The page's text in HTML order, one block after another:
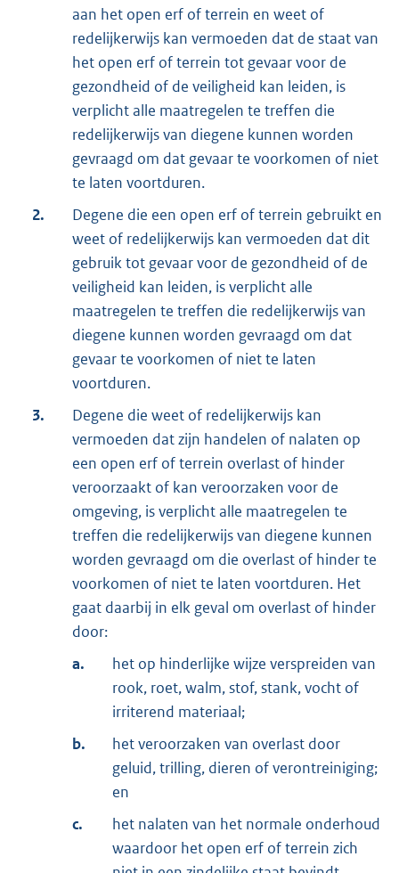
aan het open erf of terrein en weet of
redelijkerwijs kan vermoeden dat de staat van
het open erf of terrein tot gevaar voor de
gezondheid of de veiligheid kan leiden, is
verplicht alle maatregelen te treffen die
redelijkerwijs van diegene kunnen worden
gevraagd om dat gevaar te voorkomen of niet
te laten voortduren.
2.
Degene die een open erf of terrein gebruikt en
weet of redelijkerwijs kan vermoeden dat dit
gebruik tot gevaar voor de gezondheid of de
veiligheid kan leiden, is verplicht alle
maatregelen te treffen die redelijkerwijs van
diegene kunnen worden gevraagd om dat
gevaar te voorkomen of niet te laten
voortduren.
3.
Degene die weet of redelijkerwijs kan
vermoeden dat zijn handelen of nalaten op
een open erf of terrein overlast of hinder
veroorzaakt of kan veroorzaken voor de
omgeving, is verplicht alle maatregelen te
treffen die redelijkerwijs van diegene kunnen
worden gevraagd om die overlast of hinder te
voorkomen of niet te laten voortduren. Het
gaat daarbij in elk geval om overlast of hinder
door:
a.
het op hinderlijke wijze verspreiden van
rook, roet, walm, stof, stank, vocht of
irriterend materiaal;
b.
het veroorzaken van overlast door
geluid, trilling, dieren of verontreiniging;
en
c.
het nalaten van het normale onderhoud
waardoor het open erf of terrein zich